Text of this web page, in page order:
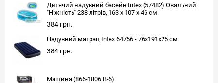
Дитячий надувний басейн Intex (57482) Овальний
"Ніжність" 238 літрів, 163 x 107 x 46 см
384 грн.
Надувний матрац Intex 64756 - 76х191х25 см
384 грн.
Машина (866-1806 B-6)